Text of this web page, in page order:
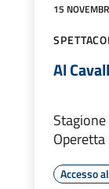
15
Al
Accesso